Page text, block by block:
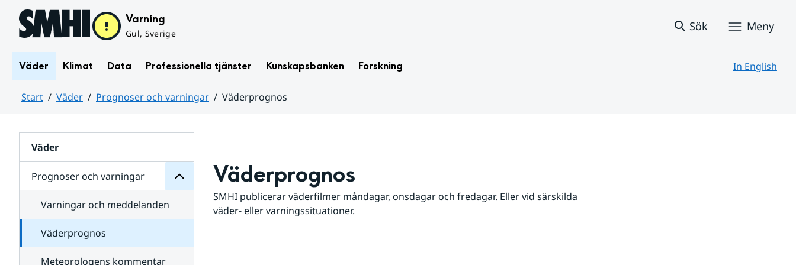
Hoppa till sidans innehåll Varning
Gul, Sverige
Sök Meny
Väder Klimat Data Professionella tjänster Kunskapsbanken Forskning In English
Start Väder Prognoser och varningar
Väderprognos
Väder
Prognoser och varningar
för
varningar
Varningar och meddelanden
Väderprognos
Meteorologens kommentar
Väderprognos
SMHI publicerar väderfilmer måndagar, onsdagar och fredagar. Eller vid särskilda
väder- eller varningssituationer.